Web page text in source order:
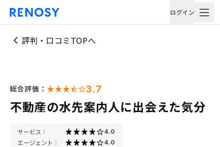
ログイン
評判・口コミTOPへ
総合評価： 3.7
不動産の水先案内人に出会えた気分
サービス： 4.0
エージェント： 4.0